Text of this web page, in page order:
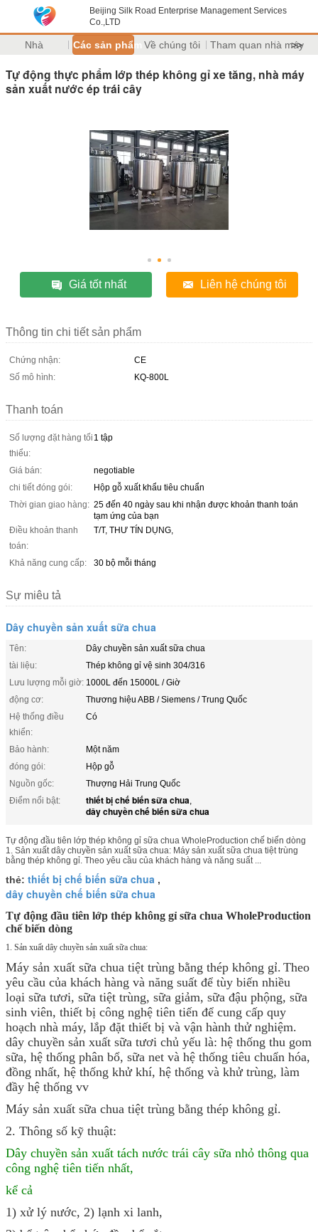
Beijing Silk Road Enterprise Management Services
Co.,LTD
Nhà Các sản phẩm Về chúng tôi Tham quan nhà máy
>>
Tự động thực phẩm lớp thép không gỉ xe tăng, nhà máy
sản xuất nước ép trái cây
Giá tốt nhất Liên hệ chúng tôi
Thông tin chi tiết sản phẩm
Chứng nhận:
CE
Số mô hình:
KQ-800L
Thanh toán
Số lượng đặt hàng tối
thiểu:
1 tập
Giá bán:
negotiable
chi tiết đóng gói:
Hộp gỗ xuất khẩu tiêu chuẩn
Thời gian giao hàng: 25 đến 40 ngày sau khi nhận được khoản thanh toán
tạm ứng của bạn
Điều khoản thanh
toán:
T/T, THƯ TÍN DỤNG,
Khả năng cung cấp: 30 bộ mỗi tháng
Sự miêu tả
Dây chuyền sản xuất sữa chua
Tên:
Dây chuyền sản xuất sữa chua
tài liệu:
Thép không gỉ vệ sinh 304/316
Lưu lượng mỗi giờ: 1000L đến 15000L / Giờ
động cơ:
Thương hiệu ABB / Siemens / Trung Quốc
Hệ thống điều
khiển:
Có
Bảo hành:
Một năm
đóng gói:
Hộp gỗ
Nguồn gốc:
Thượng Hải Trung Quốc
Điểm nổi bật:
thiết bị chế biến sữa chua,
dây chuyền chế biến sữa chua
Tự động đầu tiên lớp thép không gỉ sữa chua WholeProduction chế biến dòng
1. Sản xuất dây chuyền sản xuất sữa chua: Máy sản xuất sữa chua tiệt trùng
bằng thép không gỉ. Theo yêu cầu của khách hàng và năng suất ...
thẻ: thiết bị chế biến sữa chua ,
dây chuyền chế biến sữa chua
Tự động đầu tiên lớp thép không gỉ sữa chua WholeProduction
chế biến dòng
1. Sản xuất dây chuyền sản xuất sữa chua:
Máy sản xuất sữa chua tiệt trùng bằng thép không gỉ. Theo
yêu cầu của khách hàng và năng suất để tùy biến nhiều
loại sữa tươi, sữa tiệt trùng, sữa giảm, sữa đậu phộng, sữa
sinh viên, thiết bị công nghệ tiên tiến để cung cấp quy
hoạch nhà máy, lắp đặt thiết bị và vận hành thử nghiệm.
dây chuyền sản xuất sữa tươi chủ yếu là: hệ thống thu gom
sữa, hệ thống phân bổ, sữa net và hệ thống tiêu chuẩn hóa,
đồng nhất, hệ thống khử khí, hệ thống và khử trùng, làm
đầy hệ thống vv
Máy sản xuất sữa chua tiệt trùng bằng thép không gỉ.
2. Thông số kỹ thuật:
Dây chuyền sản xuất tách nước trái cây sữa nhỏ thông qua
công nghệ tiên tiến nhất,
kể cả
1) xử lý nước, 2) lạnh xi lanh,